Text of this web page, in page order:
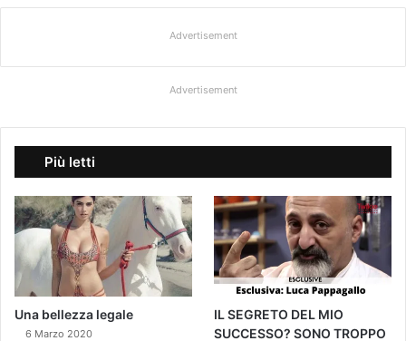
Advertisement
Advertisement
Più letti
Una bellezza legale
6 Marzo 2020
IL SEGRETO DEL MIO
SUCCESSO? SONO TROPPO